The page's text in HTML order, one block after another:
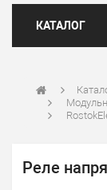
КАТАЛОГ
Реле